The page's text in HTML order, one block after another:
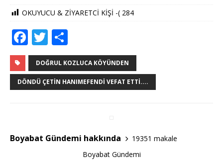
OKUYUCU & ZİYARETCİ KİŞİ -( 284
F
a
c
e
o
k
T
w
it
te
h
ar
e
DOĞRUL KOZLUCA KÖYÜNDEN
DÖNDÜ ÇETİN HANIMEFENDI VEFAT ETTI....
Boyabat Gündemi hakkında
19351 makale
Boyabat Gündemi